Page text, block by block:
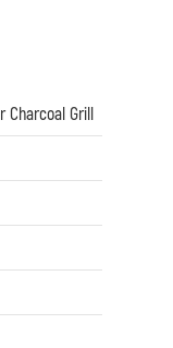
Charcoal Grill